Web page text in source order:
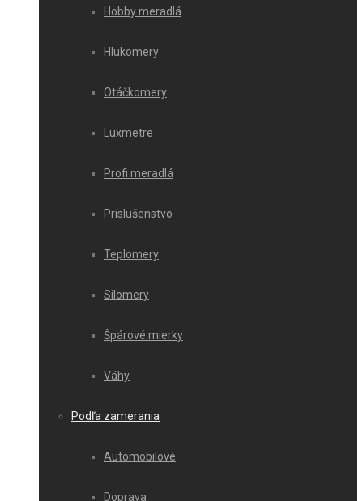
Hobby meradlá
Hlukomery
Otáčkomery
Luxmetre
Profi meradlá
Príslušenstvo
Teplomery
Silomery
Špárové mierky
Váhy
Podľa zamerania
Automobilové
Doprava